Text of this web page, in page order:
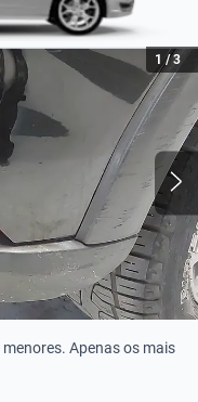
1 /3
Apenas os mais